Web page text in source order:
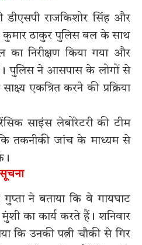
डीएसपी राजकिशोर सिंह और
कुमार ठाकुर पुलिस बल के साथ
का निरीक्षण किया गया और
पुलिस ने आसपास के लोगों से
एकत्रित करने की प्रक्रिया
साइंस लेबोरेटरी की टीम
तकनीकी जांच के माध्यम से
ने बताया कि वे गायघाट
का कार्य करते हैं। शनिवार
कि उनकी पत्नी चौकी से गिर